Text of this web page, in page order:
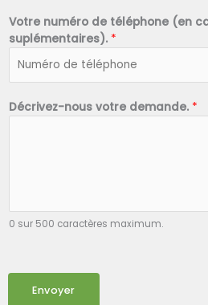
Votre numéro de téléphone (en
suplémentaires). *
Décrivez-nous votre demande. *
0 sur 500 caractères maximum.
Envoyer